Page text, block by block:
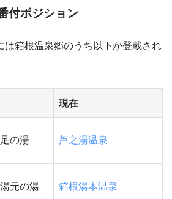
付ポジション
は箱根温泉郷のうち以下が登載され
現在
の湯 芦之湯温泉
元の湯 箱根湯本温泉